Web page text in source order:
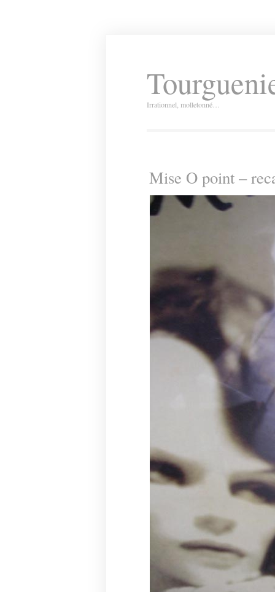
Irrationnel, molletonné…
Mise O point –